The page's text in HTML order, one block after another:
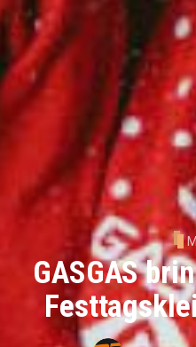
GASGAS